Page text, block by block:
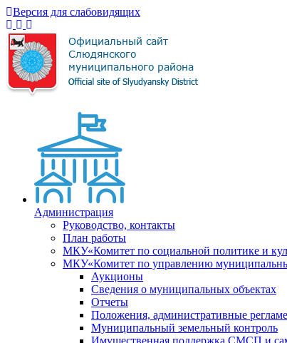
Версия для слабовидящих
Администрация
Руководство, контакты
План работы
МКУ«Комитет по социальной политике и
МКУ«Комитет по управлению
Аукционы
Сведения о муниципальных объектах
Отчеты
Положения, административные
Муниципальный земельный контроль
Имущественная поддержка СМСП и